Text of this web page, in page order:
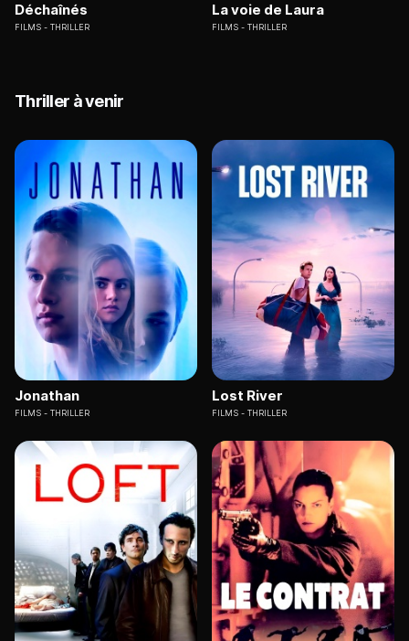
Déchaînés
FILMS THRILLER
La voie de Laura
FILMS THRILLER
Thriller à venir
Jonathan
FILMS THRILLER
Lost River
FILMS THRILLER